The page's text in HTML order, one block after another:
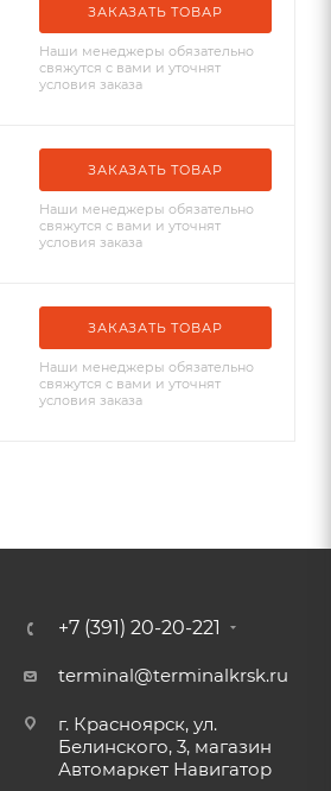
ЗАКАЗАТЬ ТОВАР
Наши менеджеры обязательно
свяжутся с вами и уточнят
условия заказа
ЗАКАЗАТЬ ТОВАР
Наши менеджеры обязательно
свяжутся с вами и уточнят
условия заказа
ЗАКАЗАТЬ ТОВАР
Наши менеджеры обязательно
свяжутся с вами и уточнят
условия заказа
+7 (391) 20-20-221
terminal@terminalkrsk.ru
г. Красноярск, ул.
Белинского, 3, магазин
Автомаркет Навигатор